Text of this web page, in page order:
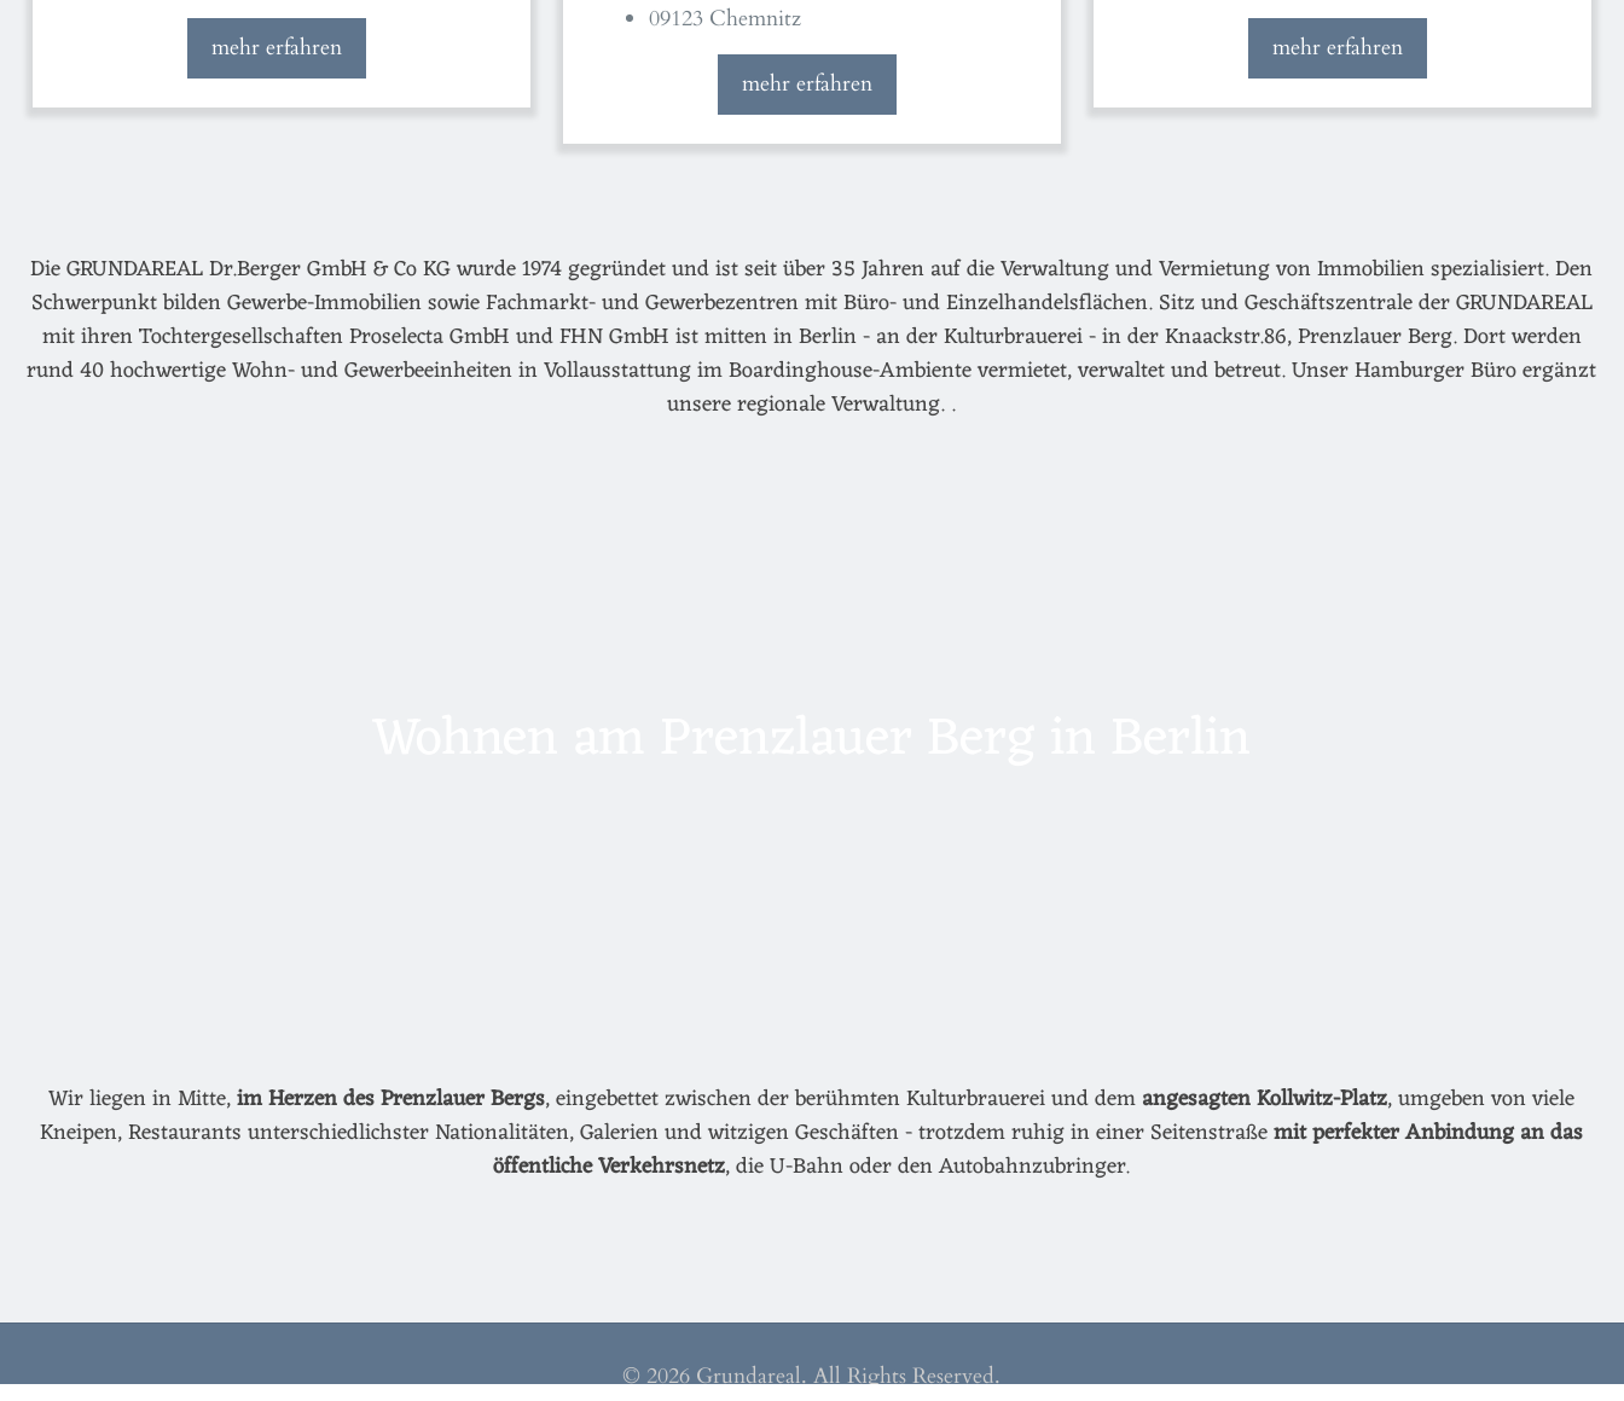
mehr erfahren
09123 Chemnitz
mehr erfahren
mehr erfahren
Die GRUNDAREAL Dr.Berger GmbH & Co KG wurde 1974 gegründet und ist seit über 35 Jahren auf die Verwaltung und Vermietung von Immobilien spezialisiert. Den
Schwerpunkt bilden Gewerbe-Immobilien sowie Fachmarkt- und Gewerbezentren mit Büro- und Einzelhandelsflächen. Sitz und Geschäftszentrale der GRUNDAREAL
mit ihren Tochtergesellschaften Proselecta GmbH und FHN GmbH ist mitten in Berlin - an der Kulturbrauerei - in der Knaackstr.86, Prenzlauer Berg. Dort werden
rund 40 hochwertige Wohn- und Gewerbeeinheiten in Vollausstattung im Boardinghouse-Ambiente vermietet, verwaltet und betreut. Unser Hamburger Büro ergänzt
unsere regionale Verwaltung. .
Wir liegen in Mitte,im Herzen des Prenzlauer Bergs, eingebettet zwischen der berühmten Kulturbrauerei und demangesagten Kollwitz-Platz, umgeben von viele
Kneipen, Restaurants unterschiedlichster Nationalitäten, Galerien und witzigen Geschäften - trotzdem ruhig in einer Seitenstraßemit perfekter Anbindung an das
öffentliche Verkehrsnetz, die U-Bahn oder den Autobahnzubringer.
© 2026 Grundareal. All Rights Reserved.